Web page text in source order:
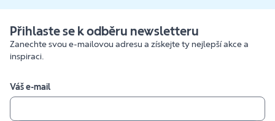
Přihlaste se k odběru newsletteru
Zanechte svou e-mailovou adresu a získejte ty nejlepší akce a
inspiraci.
Váš e-mail